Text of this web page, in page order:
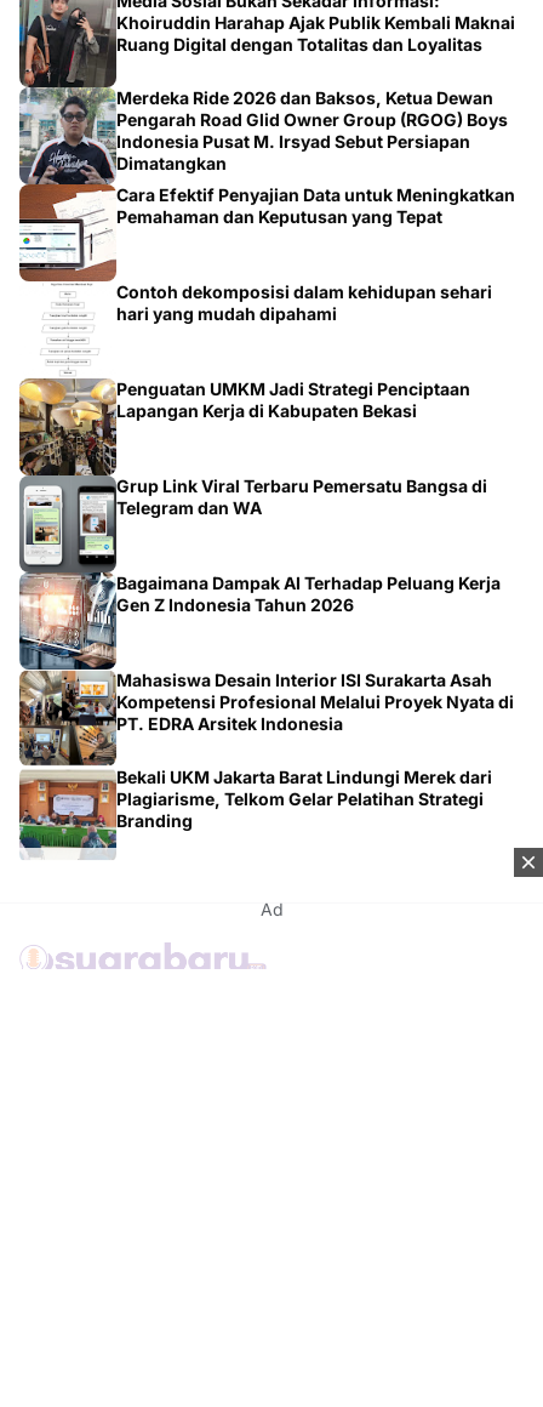
Khoiruddin Harahap Ajak Publik Kembali Maknai
Ruang Digital dengan Totalitas dan Loyalitas
Merdeka Ride 2026 dan Baksos, Ketua Dewan
Pengarah Road Glid Owner Group (RGOG) Boys
Indonesia Pusat M. Irsyad Sebut Persiapan
Dimatangkan
Cara Efektif Penyajian Data untuk Meningkatkan
Pemahaman dan Keputusan yang Tepat
Contoh dekomposisi dalam kehidupan sehari
hari yang mudah dipahami
Penguatan UMKM Jadi Strategi Penciptaan
Lapangan Kerja di Kabupaten Bekasi
Grup Link Viral Terbaru Pemersatu Bangsa di
Telegram dan WA
Bagaimana Dampak AI Terhadap Peluang Kerja
Gen Z Indonesia Tahun 2026
Mahasiswa Desain Interior ISI Surakarta Asah
Kompetensi Profesional Melalui Proyek Nyata di
PT. EDRA Arsitek Indonesia
Bekali UKM Jakarta Barat Lindungi Merek dari
Plagiarisme, Telkom Gelar Pelatihan Strategi
Branding
Ad